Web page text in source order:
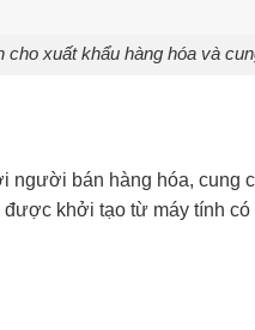
cho xuất khẩu hàng hóa và
người bán hàng hóa, cung
khởi tạo từ máy tính